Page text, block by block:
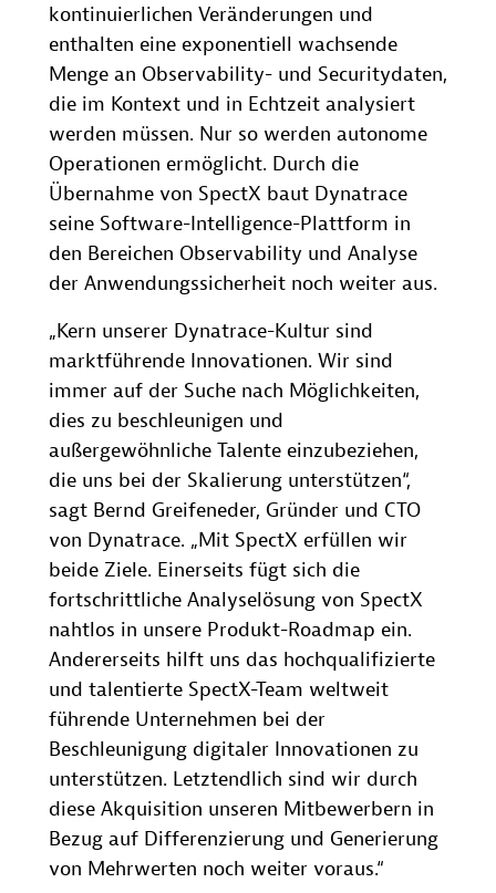
kontinuierlichen Veränderungen und
enthalten eine exponentiell wachsende
Menge an Observability- und Securitydaten,
die im Kontext und in Echtzeit analysiert
werden müssen. Nur so werden autonome
Operationen ermöglicht. Durch die
Übernahme von SpectX baut Dynatrace
seine Software-Intelligence-Plattform in
den Bereichen Observability und Analyse
der Anwendungssicherheit noch weiter aus.
„Kern unserer Dynatrace-Kultur sind
marktführende Innovationen. Wir sind
immer auf der Suche nach Möglichkeiten,
dies zu beschleunigen und
außergewöhnliche Talente einzubeziehen,
die uns bei der Skalierung unterstützen“,
sagt Bernd Greifeneder, Gründer und CTO
von Dynatrace. „Mit SpectX erfüllen wir
beide Ziele. Einerseits fügt sich die
fortschrittliche Analyselösung von SpectX
nahtlos in unsere Produkt-Roadmap ein.
Andererseits hilft uns das hochqualifizierte
und talentierte SpectX-Team weltweit
führende Unternehmen bei der
Beschleunigung digitaler Innovationen zu
unterstützen. Letztendlich sind wir durch
diese Akquisition unseren Mitbewerbern in
Bezug auf Differenzierung und Generierung
von Mehrwerten noch weiter voraus.“